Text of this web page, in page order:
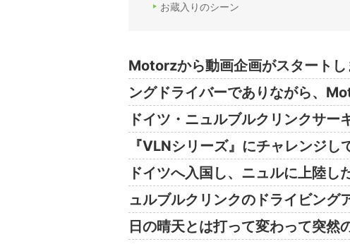
お蔵入りのシーン
Motorzから動画企画がスタート
ングドライバーでありながら、
ドイツ・ニュルブルクリンクサ
『VLNシリーズ』にチャレンジ
ドイツへ入国し、ニュルに上陸
ュルブルクリンクのドライビング
日の晴天とは打って変わって突然